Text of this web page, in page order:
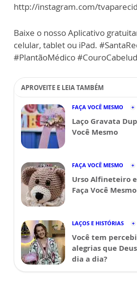
http://instagram.com/
Baixe o nosso Aplicativo
celular, tablet ou iPad.
#PlantãoMédico
APROVEITE E LEIA TAMBÉM
FAÇA VOCÊ MESMO
Laço Gravata
Você Mesmo
FAÇA VOCÊ MESMO
Urso Alfineteiro
Faça Você Mesmo
LAÇOS E HISTÓRIAS
Você tem
alegrias que
dia a dia?